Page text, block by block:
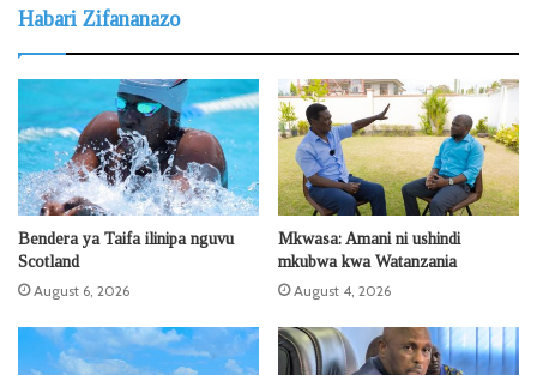
Habari Zifananazo
Bendera ya Taifa ilinipa nguvu
Scotland
August 6, 2026
Mkwasa: Amani ni ushindi
mkubwa kwa Watanzania
August 4, 2026